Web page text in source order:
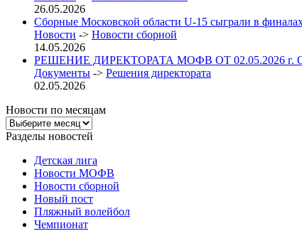
26.05.2026
Сборные Московской области U-15 сыграли в
Новости -> Новости сборной
14.05.2026
РЕШЕНИЕ ДИРЕКТОРАТА МОФВ ОТ 02.05.2026
Документы -> Решения директората
02.05.2026
Новости по месяцам
Новости
по
Разделы новостей
Детская лига
Новости МОФВ
Новости сборной
Новый пост
Пляжный волейбол
Чемпионат